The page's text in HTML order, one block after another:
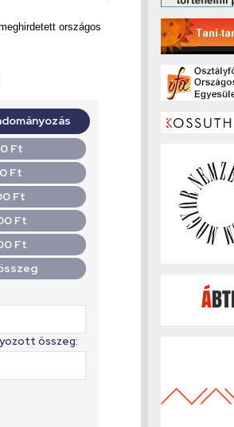
országos